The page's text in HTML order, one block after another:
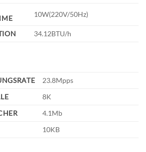
10W(220V/50Hz)
34.12BTU/h
23.8Mpps
8K
4.1Mb
10KB